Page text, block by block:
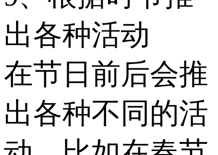
出各种活动
在节日前后会推
出各种不同的活